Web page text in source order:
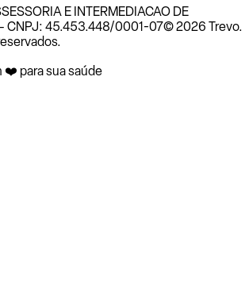
E INTERMEDIACAO DE
– CNPJ: 45.453.448/0001-07© 2026 Trevo.
❤️ para sua saúde